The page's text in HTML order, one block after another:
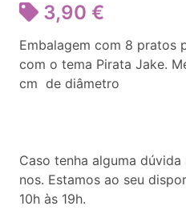
3,90 €
Embalagem com 8 pratos
com o tema Pirata Jake.
cm de diâmetro
Caso tenha alguma
nos. Estamos ao seu
10h às 19h.